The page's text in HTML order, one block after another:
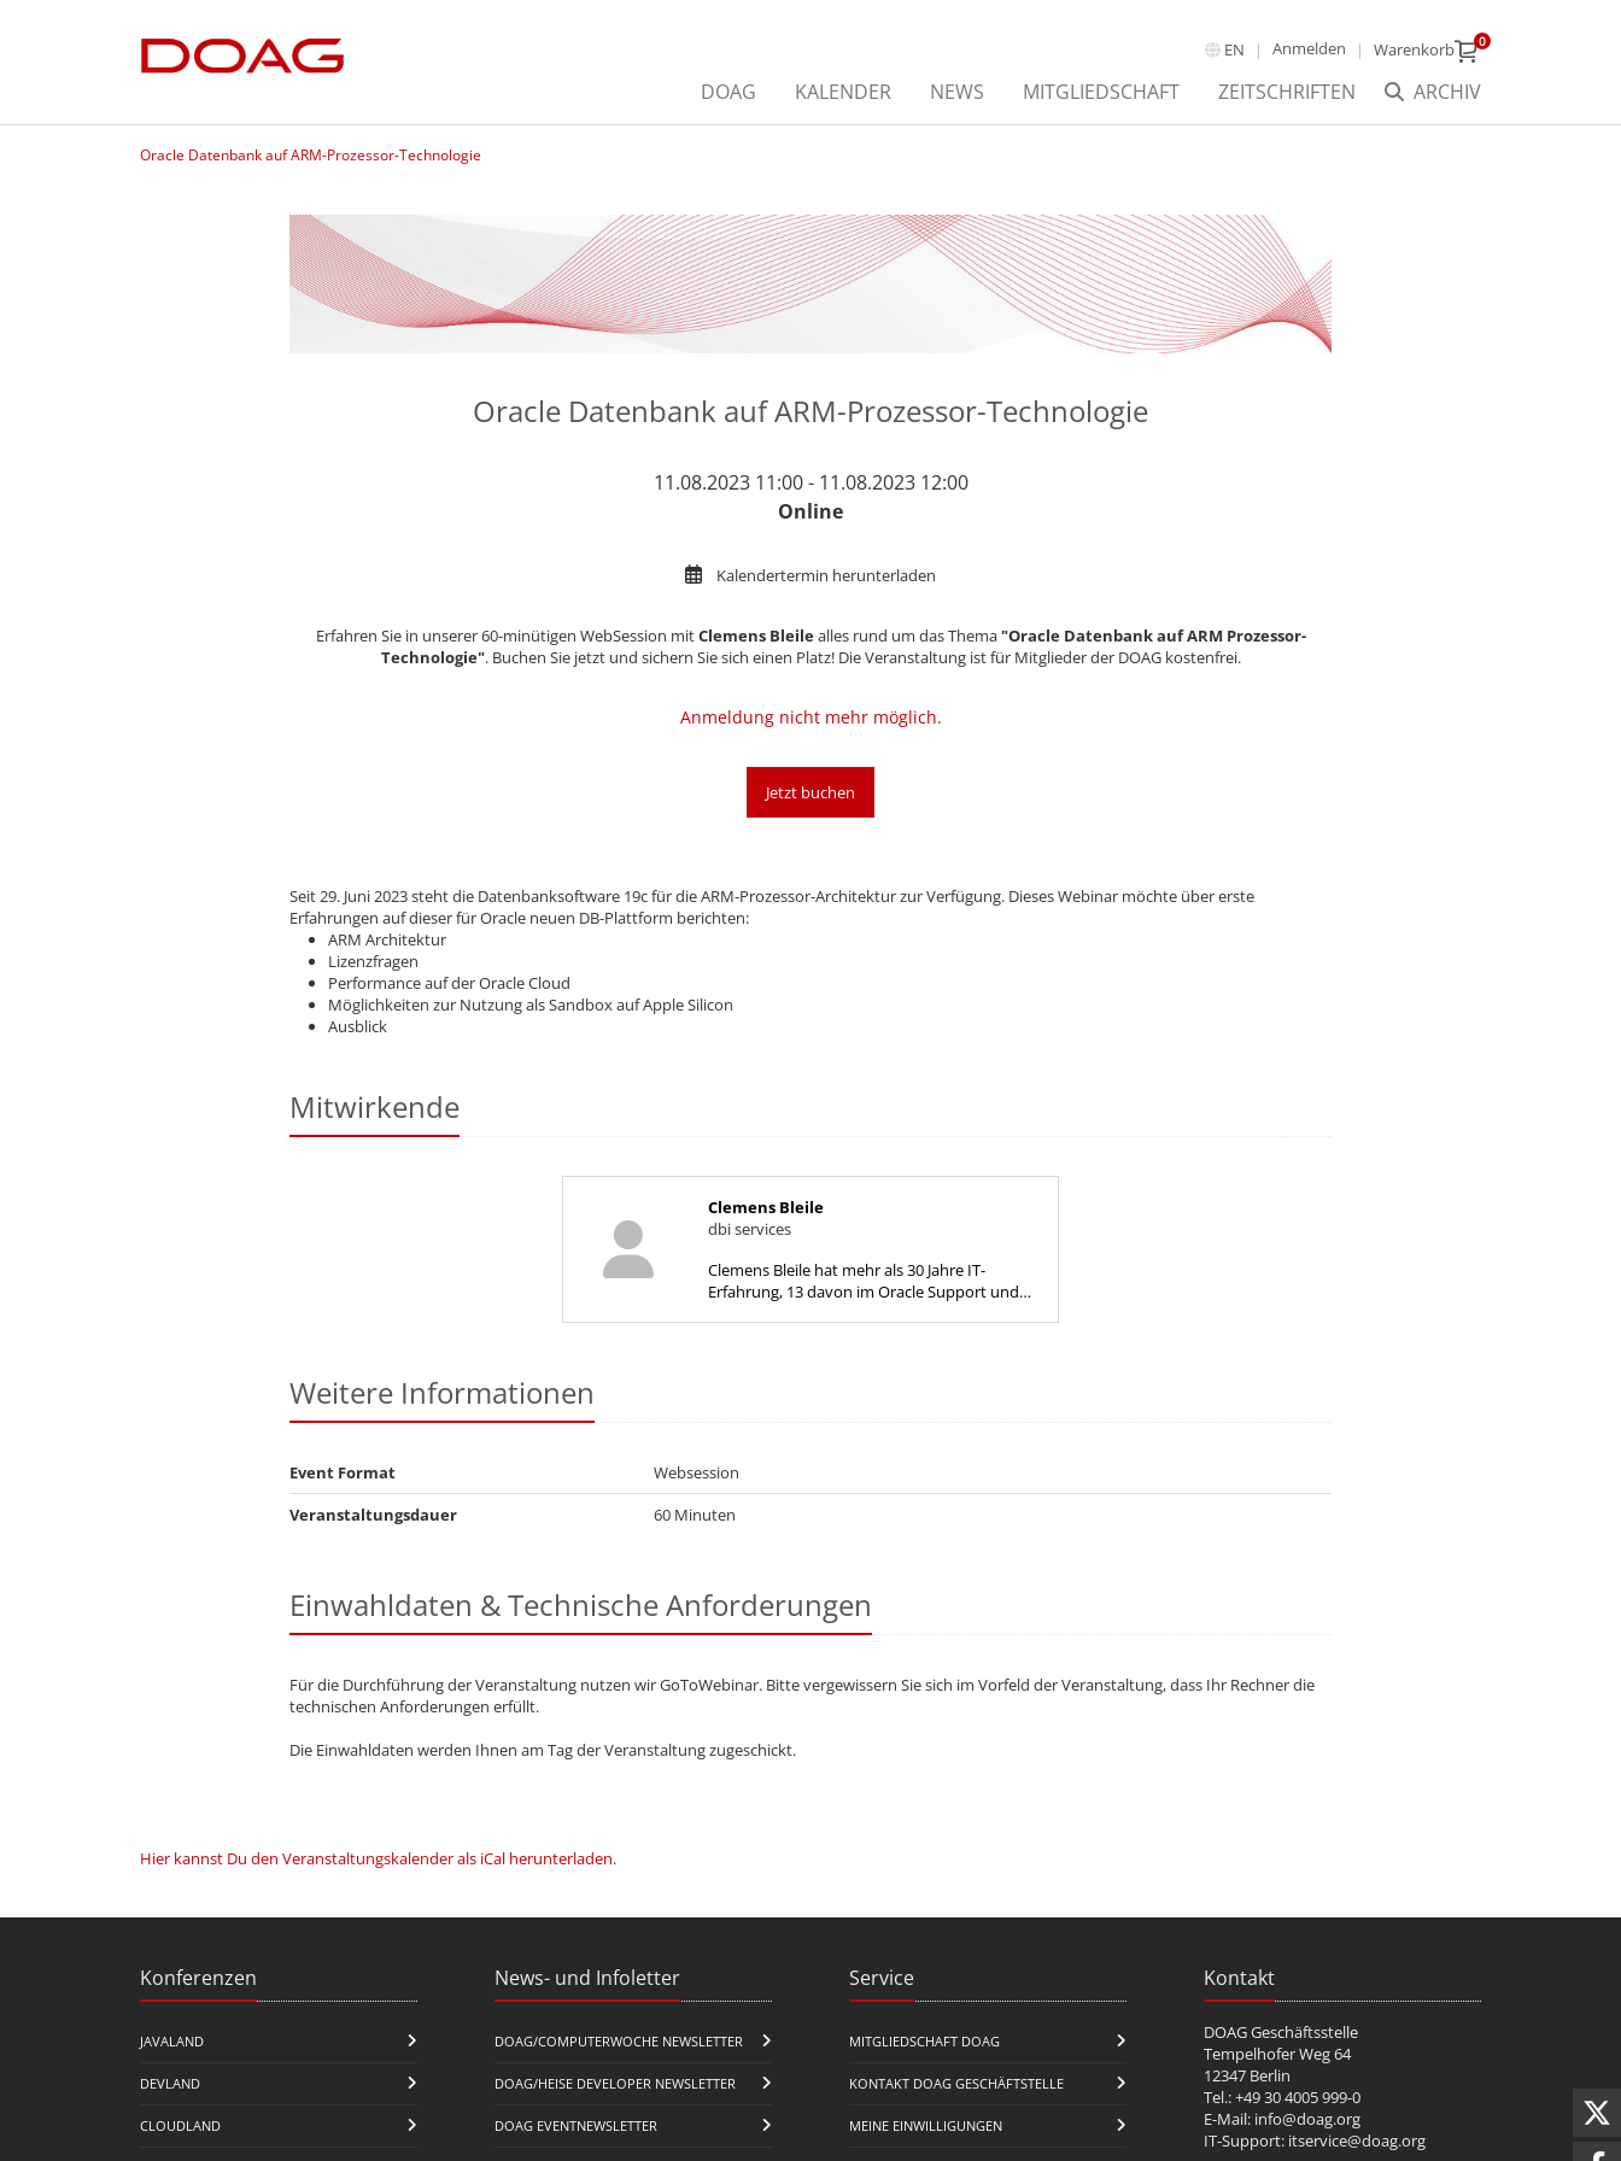
EN Anmelden Warenkorb 0
ARCHIV
DOAG KALENDER NEWS MITGLIEDSCHAFT ZEITSCHRIFTEN
Oracle Datenbank auf ARM-Prozessor-Technologie
Oracle Datenbank auf ARM-Prozessor-Technologie
11.08.2023 11:00 - 11.08.2023 12:00
Online
Kalendertermin herunterladen
Erfahren Sie in unserer 60-minütigen WebSession mitClemens Bleilealles rund um das Thema"Oracle Datenbank auf ARM Prozessor-
Technologie". Buchen Sie jetzt und sichern Sie sich einen Platz! Die Veranstaltung ist für Mitglieder der DOAG kostenfrei.
Anmeldung nicht mehr möglich.
Jetzt buchen
Seit 29. Juni 2023 steht die Datenbanksoftware 19c für die ARM-Prozessor-Architektur zur Verfügung. Dieses Webinar möchte über erste
Erfahrungen auf dieser für Oracle neuen DB-Plattform berichten:
ARM Architektur
Lizenzfragen
Performance auf der Oracle Cloud
Möglichkeiten zur Nutzung als Sandbox auf Apple Silicon
Ausblick
Mitwirkende
Clemens Bleile
dbi services
Clemens Bleile hat mehr als 30 Jahre IT-
Erfahrung, 13 davon im Oracle Support und
Weitere Informationen
Event Format
Websession
Veranstaltungsdauer
60 Minuten
Einwahldaten & Technische Anforderungen
Für die Durchführung der Veranstaltung nutzen wir GoToWebinar. Bitte vergewissern Sie sich im Vorfeld der Veranstaltung, dass Ihr Rechner die
technischen Anforderungen erfüllt.
Die Einwahldaten werden Ihnen am Tag der Veranstaltung zugeschickt.
Hier kannst Du den Veranstaltungskalender als iCal herunterladen.
Konferenzen
JAVALAND
DEVLAND
CLOUDLAND
News- und Infoletter
DOAG/COMPUTERWOCHE NEWSLETTER
DOAG/HEISE DEVELOPER NEWSLETTER
DOAG EVENTNEWSLETTER
Service
MITGLIEDSCHAFT DOAG
KONTAKT DOAG GESCHÄFTSTELLE
MEINE EINWILLIGUNGEN
Kontakt
DOAG Geschäftsstelle
Tempelhofer Weg 64
12347 Berlin
Tel.: +49 30 4005 999-0
E-Mail: info@doag.org
IT-Support: itservice@doag.org